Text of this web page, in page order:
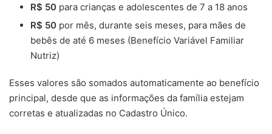
R$ 50 para crianças e adolescentes de 7 a 18 anos
R$ 50 por mês, durante seis meses, para mães de
bebês de até 6 meses (Benefício Variável Familiar
Nutriz)
Esses valores são somados automaticamente ao benefício
principal, desde que as informações da família estejam
corretas e atualizadas no Cadastro Único.